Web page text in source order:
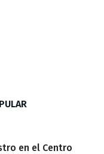
en el Centro